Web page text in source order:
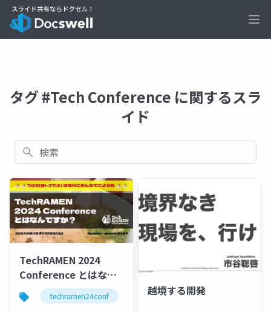
タグ #Tech Conference に関するスラ
イド
検索
TechRAMEN 2024
Conference とはなん
ですか？
#techramen24conf
techramen24conf 旭川 富良野
越境する開発